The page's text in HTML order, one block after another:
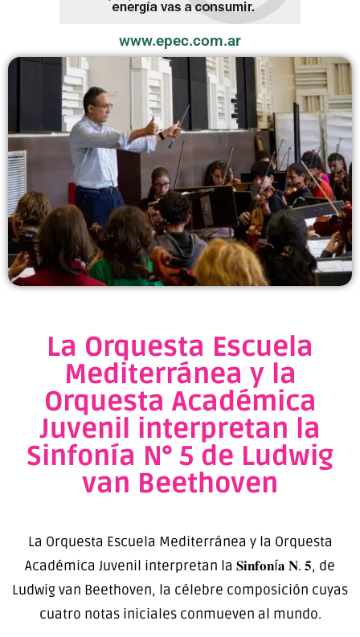
www.epec.com.ar
La Orquesta Escuela
Mediterránea y la
Orquesta Académica
Juvenil interpretan la
Sinfonía N° 5 de Ludwig
van Beethoven
La Orquesta Escuela Mediterránea y la Orquesta
Académica Juvenil interpretan la 𝐒𝐢𝐧𝐟𝐨𝐧í𝐚 𝐍. 𝟓, de
Ludwig van Beethoven, la célebre composición cuyas
cuatro notas iniciales conmueven al mundo.